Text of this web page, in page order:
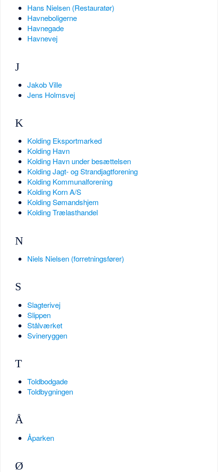
Hans Nielsen (Restauratør)
Havneboligerne
Havnegade
Havnevej
J
Jakob Ville
Jens Holmsvej
K
Kolding Eksportmarked
Kolding Havn
Kolding Havn under besættelsen
Kolding Jagt- og Strandjagtforening
Kolding Kommunalforening
Kolding Korn A/S
Kolding Sømandshjem
Kolding Trælasthandel
N
Niels Nielsen (forretningsfører)
S
Slagterivej
Slippen
Stålværket
Svineryggen
T
Toldbodgade
Toldbygningen
Å
Åparken
Ø